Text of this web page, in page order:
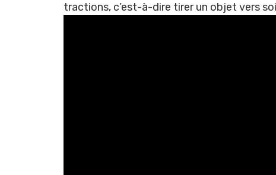
tractions, c’est-à-dire tirer un objet vers